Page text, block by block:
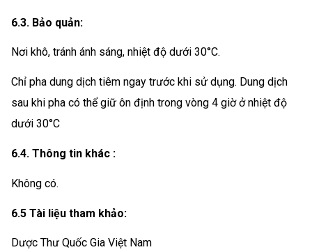
6.3. Bảo quản:
Nơi khô, tránh ánh sáng, nhiệt độ dưới 30°C.
Chỉ pha dung dịch tiêm ngay trước khi sử dụng. Dung dịch
sau khi pha có thể giữ ôn định trong vòng 4 giờ ở nhiệt độ
dưới 30°C
6.4. Thông tin khác :
Không có.
6.5 Tài liệu tham khảo:
Dược Thư Quốc Gia Việt Nam